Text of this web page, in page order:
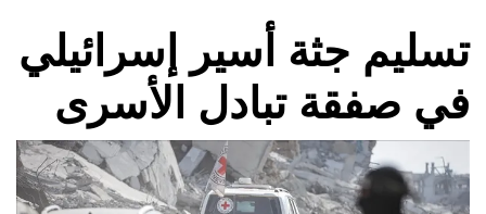
تسليم جثة أسير إسرائيلي
في صفقة تبادل الأسرى